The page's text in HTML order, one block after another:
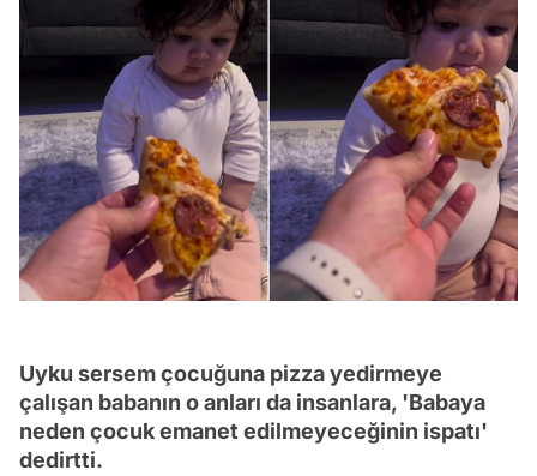
Uyku sersem çocuğuna pizza yedirmeye
çalışan babanın o anları da insanlara, 'Babaya
neden çocuk emanet edilmeyeceğinin ispatı'
dedirtti.